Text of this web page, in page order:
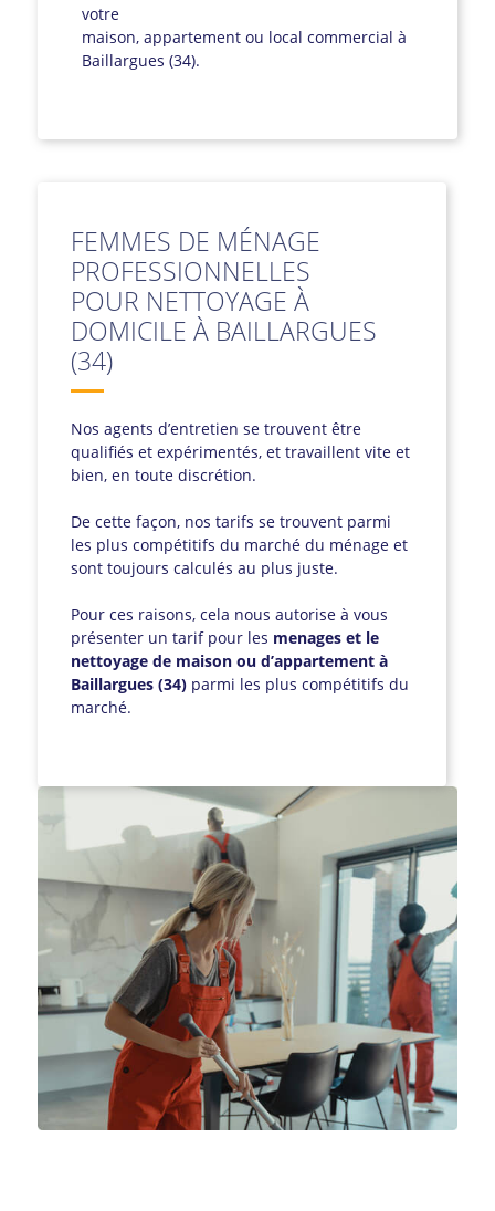
votre
maison, appartement ou local commercial à
Baillargues (34).
FEMMES DE MÉNAGE
PROFESSIONNELLES
POUR NETTOYAGE À
DOMICILE À BAILLARGUES
(34)
Nos agents d’entretien se trouvent être
qualifiés et expérimentés, et travaillent vite et
bien, en toute discrétion.
De cette façon, nos tarifs se trouvent parmi
les plus compétitifs du marché du ménage et
sont toujours calculés au plus juste.
Pour ces raisons, cela nous autorise à vous
présenter un tarif pour les menages et le
nettoyage de maison ou d’appartement à
Baillargues (34) parmi les plus compétitifs du
marché.